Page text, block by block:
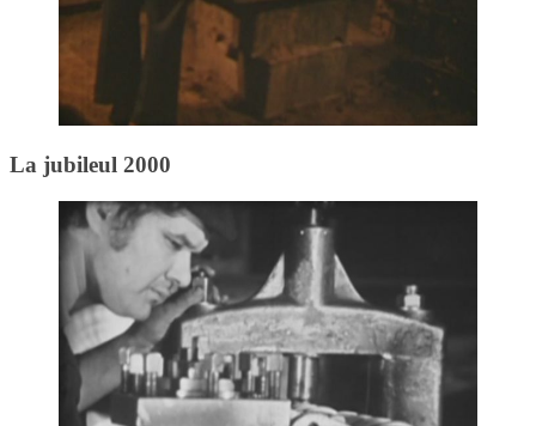
La jubileul 2000